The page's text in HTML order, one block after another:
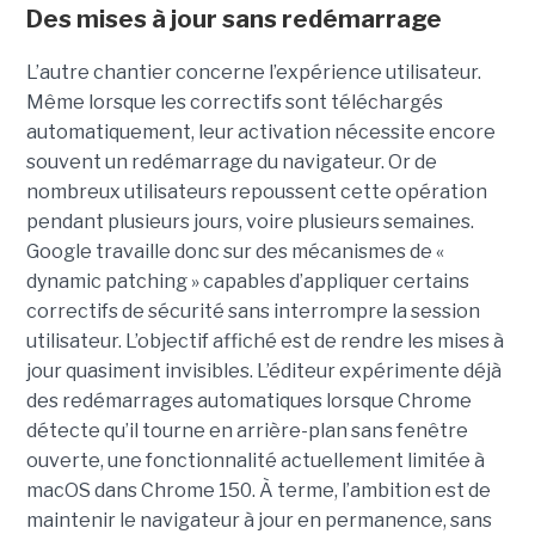
Des mises à jour sans redémarrage
L’autre chantier concerne l’expérience utilisateur.
Même lorsque les correctifs sont téléchargés
automatiquement, leur activation nécessite encore
souvent un redémarrage du navigateur. Or de
nombreux utilisateurs repoussent cette opération
pendant plusieurs jours, voire plusieurs semaines.
Google travaille donc sur des mécanismes de «
dynamic patching » capables d’appliquer certains
correctifs de sécurité sans interrompre la session
utilisateur. L’objectif affiché est de rendre les mises à
jour quasiment invisibles. L’éditeur expérimente déjà
des redémarrages automatiques lorsque Chrome
détecte qu’il tourne en arrière-plan sans fenêtre
ouverte, une fonctionnalité actuellement limitée à
macOS dans Chrome 150. À terme, l’ambition est de
maintenir le navigateur à jour en permanence, sans